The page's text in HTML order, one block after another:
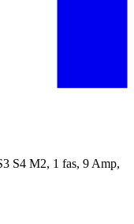
S4 M2, 1 fas, 9 Amp,